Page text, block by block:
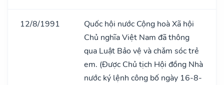
12/8/1991
Quốc hội nước Cộng hoà Xã hội
Chủ nghĩa Việt Nam đã thông
qua Luật Bảo vệ và chǎm sóc trẻ
em. (Được Chủ tịch Hội đồng Nhà
nước ký lệnh công bố ngày 16-8-